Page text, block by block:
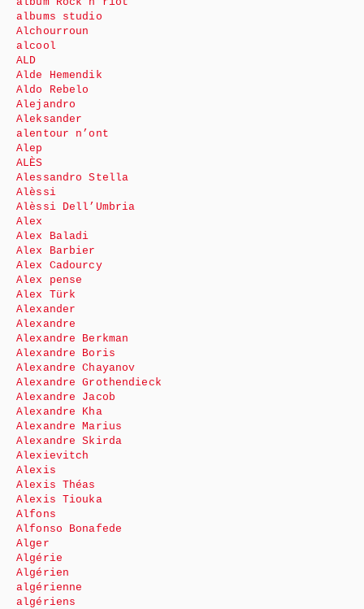
albums studio
Alchourroun
alcool
ALD
Alde Hemendik
Aldo Rebelo
Alejandro
Aleksander
alentour n’ont
Alep
ALÈS
Alessandro Stella
Alèssi
Alèssi Dell’Umbria
Alex
Alex Baladi
Alex Barbier
Alex Cadourcy
Alex pense
Alex Türk
Alexander
Alexandre
Alexandre Berkman
Alexandre Boris
Alexandre Chayanov
Alexandre Grothendieck
Alexandre Jacob
Alexandre Kha
Alexandre Marius
Alexandre Skirda
Alexievitch
Alexis
Alexis Théas
Alexis Tiouka
Alfons
Alfonso Bonafede
Alger
Algérie
Algérien
algérienne
algériens